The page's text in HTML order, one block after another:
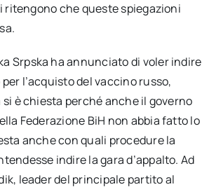
ritengono che queste spiegazioni
Srpska ha annunciato di voler indire
l’acquisto del vaccino russo,
si è chiesta perché anche il governo
Federazione BiH non abbia fatto lo
anche con quali procedure la
indire la gara d’appalto. Ad
leader del principale partito al